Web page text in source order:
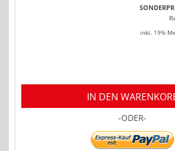
inkl. 19%
IN DEN
-ODER-